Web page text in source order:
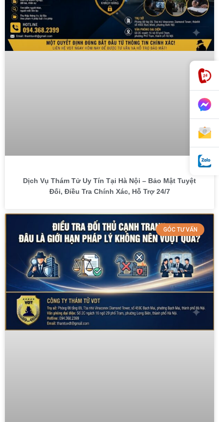
Dịch Vụ Thám Tử Uy Tín Tại Hà Nội – Bảo Mật Tuyệt
Đối, Điều Tra Chính Xác, Hỗ Trợ 24/7
GÓC TƯ VẤN